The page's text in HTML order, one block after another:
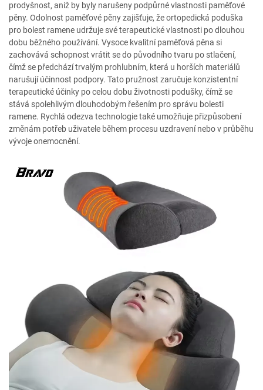
prodyšnost, aniž by byly narušeny podpůrné vlastnosti paměťové
pěny. Odolnost paměťové pěny zajišťuje, že ortopedická poduška
pro bolest ramene udržuje své terapeutické vlastnosti po dlouhou
dobu běžného používání. Vysoce kvalitní paměťová pěna si
zachovává schopnost vrátit se do původního tvaru po stlačení,
čímž se předchází trvalým prohlubním, která u horších materiálů
narušují účinnost podpory. Tato pružnost zaručuje konzistentní
terapeutické účinky po celou dobu životnosti podušky, čímž se
stává spolehlivým dlouhodobým řešením pro správu bolesti
ramene. Rychlá odezva technologie také umožňuje přizpůsobení
změnám potřeb uživatele během procesu uzdravení nebo v průběhu
vývoje onemocnění.